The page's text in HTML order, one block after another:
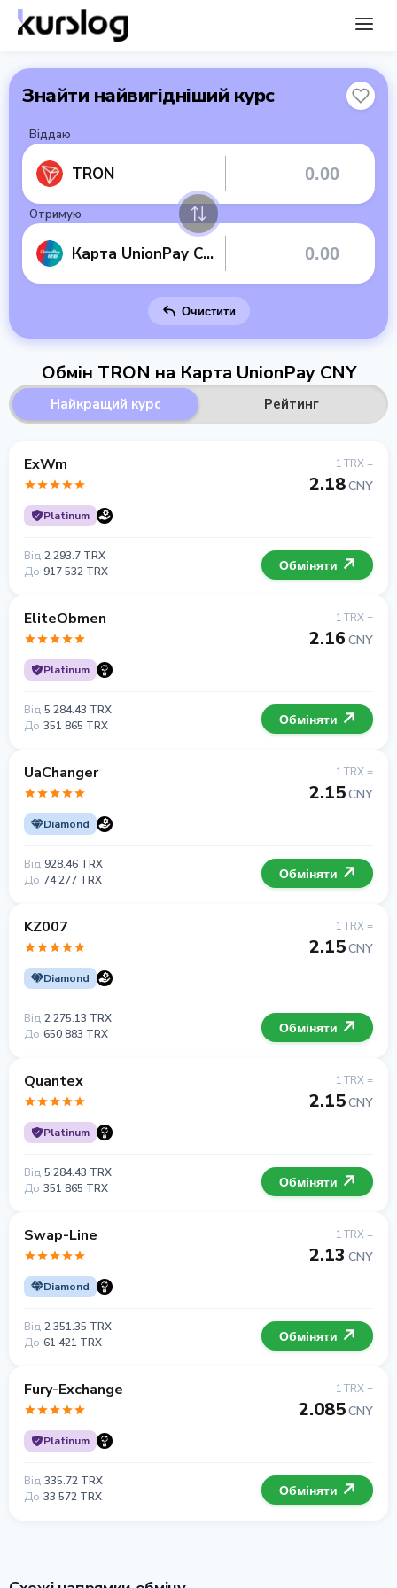
Знайти найвигідніший курс
Віддаю
TRON
Отримую
Карта UnionPay CNY
Очистити
Обмін TRON на Карта UnionPay CNY
Найкращий курс Рейтинг
ExWm
Platinum
1 TRX =
2.18CNY
Від 2 293.7 TRX
До 917 532 TRX Обміняти
EliteObmen
Platinum
1 TRX =
2.16 CNY
Від 5 284.43 TRX
До 351 865 TRX Обміняти
UaChanger
Diamond
1 TRX =
2.15CNY
Від 928.46 TRX
До 74 277 TRX Обміняти
KZ007
Diamond
1 TRX =
2.15CNY
Від 2 275.13 TRX
До 650 883 TRX Обміняти
Quantex
Platinum
1 TRX =
2.15CNY
Від 5 284.43 TRX
До 351 865 TRX Обміняти
Swap-Line
Diamond
1 TRX =
2.13 CNY
Від 2 351.35 TRX
До 61 421 TRX Обміняти
Fury-Exchange
Platinum
1 TRX =
2.085CNY
Від 335.72 TRX
До 33 572 TRX Обміняти